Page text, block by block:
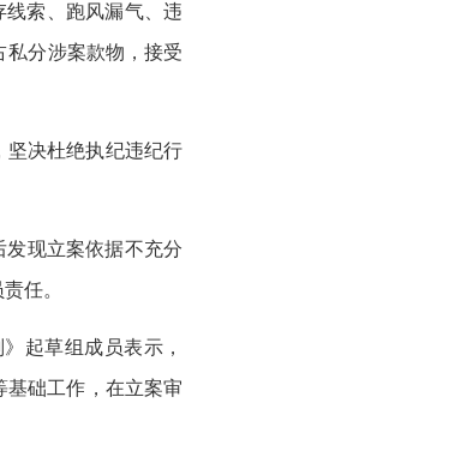
索、跑风漏气、违
私分涉案款物，接受
坚决杜绝执纪违纪行
现立案依据不充分
任。
起草组成员表示，
基础工作，在立案审